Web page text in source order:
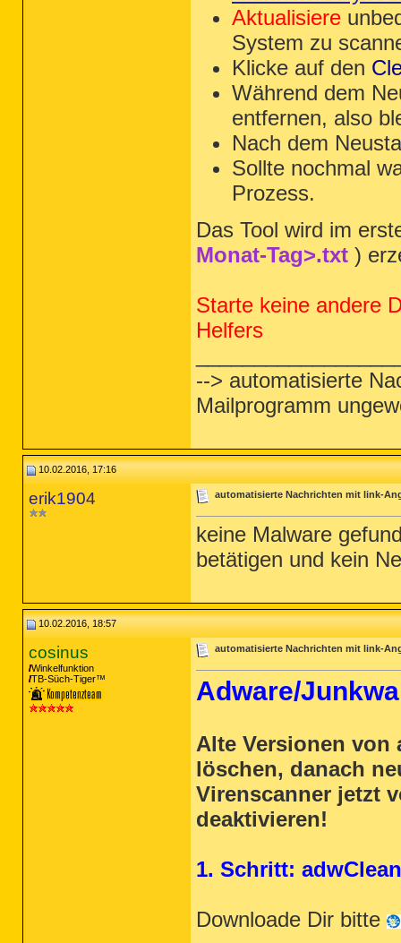
Aktualisiere
System zu
Klicke auf den
Während dem
entfernen, also
Nach dem
Sollte nochmal
Prozess.
Das Tool wird im
Monat-Tag>.txt )
Starte keine andere
Helfers
--> automatisierte
Mailprogramm
10.02.2016, 17:16
erik1904 automatisierte Nachrichten mit link-
keine Malware
betätigen und kein
10.02.2016, 18:57
cosinus
Winkelfunktion
TB-Süch-Tiger™
automatisierte Nachrichten mit link-
Adware/
Alte Versionen von
löschen, danach
Virenscanner jetzt
deaktivieren!
1. Schritt:
Downloade Dir bitte